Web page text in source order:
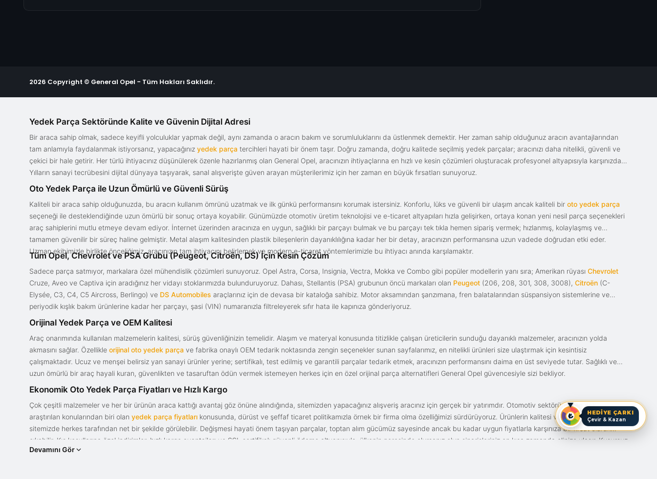
2026 Copyright © General Opel - Tüm Hakları Saklıdır.
HEDİYE ÇARKI
Çevir & Kazan
Yedek Parça Sektöründe Kalite ve Güvenin Dijital Adresi
Bir araca sahip olmak, sadece keyifli yolculuklar yapmak değil, aynı zamanda o aracın bakım ve sorumluluklarını da üstlenmek demektir. Her zaman sahip olduğunuz aracın avantajlarından
tam anlamıyla faydalanmak istiyorsanız, yapacağınız yedek parça tercihleri hayati bir önem taşır. Doğru zamanda, doğru kalitede seçilmiş yedek parçalar; aracınızı daha nitelikli, güvenli ve
çekici bir hale getirir. Her türlü ihtiyacınız düşünülerek özenle hazırlanmış olan General Opel, aracınızın ihtiyaçlarına en hızlı ve kesin çözümleri oluşturacak profesyonel altyapısıyla karşınızda.
Yılların sanayi tecrübesini dijital dünyaya taşıyarak, sanal alışverişte güven arayan müşterilerimiz için her zaman en büyük fırsatları sunuyoruz.
Oto Yedek Parça ile Uzun Ömürlü ve Güvenli Sürüş
Kaliteli bir araca sahip olduğunuzda, bu aracın kullanım ömrünü uzatmak ve ilk günkü performansını korumak istersiniz. Konforlu, lüks ve güvenli bir ulaşım ancak kaliteli bir oto yedek parça
seçeneği ile desteklendiğinde uzun ömürlü bir sonuç ortaya koyabilir. Günümüzde otomotiv üretim teknolojisi ve e-ticaret altyapıları hızla gelişirken, ortaya konan yeni nesil parça seçenekleri
araç sahiplerini mutlu etmeye devam ediyor. İnternet üzerinden aracınıza en uygun, sağlıklı bir parçayı bulmak ve bu parçayı tek tıkla hemen sipariş vermek; hızlanmış, kolaylaşmış ve
tamamen güvenilir bir süreç haline gelmiştir. Metal alaşım kalitesinden plastik bileşenlerin dayanıklılığına kadar her bir detay, aracınızın performansına uzun vadede doğrudan etki eder.
Uzman ekibimizle birlikte önceliğimiz, aracınızın tam ihtiyacını belirlemek ve modern e-ticaret yöntemlerimizle bu ihtiyacı anında karşılamaktır.
Tüm Opel, Chevrolet ve PSA Grubu (Peugeot, Citroën, DS) İçin Kesin Çözüm
Sadece parça satmıyor, markalara özel mühendislik çözümleri sunuyoruz. Opel Astra, Corsa, Insignia, Vectra, Mokka ve Combo gibi popüler modellerin yanı sıra; Amerikan rüyası Chevrolet
Cruze, Aveo ve Captiva için aradığınız her vidayı stoklarımızda bulunduruyoruz. Dahası, Stellantis (PSA) grubunun öncü markaları olan Peugeot (206, 208, 301, 308, 3008), Citroën (C-
Elysée, C3, C4, C5 Aircross, Berlingo) ve DS Automobiles araçlarınız için de devasa bir kataloğa sahibiz. Motor aksamından şanzımana, fren balatalarından süspansiyon sistemlerine ve
periyodik kışlık bakım ürünlerine kadar her parçayı, şasi (VIN) numaranızla filtreleyerek sıfır hata ile kapınıza gönderiyoruz.
Orijinal Yedek Parça ve OEM Kalitesi
Araç onarımında kullanılan malzemelerin kalitesi, sürüş güvenliğinizin temelidir. Alaşım ve materyal konusunda titizlikle çalışan üreticilerin sunduğu dayanıklı malzemeler, aracınızın yolda
akmasını sağlar. Özellikle orijinal oto yedek parça ve fabrika onaylı OEM tedarik noktasında zengin seçenekler sunan sayfalarımız, en nitelikli ürünleri size ulaştırmak için kesintisiz
çalışmaktadır. Ucuz ve menşei belirsiz yan sanayi ürünler yerine; sertifikalı, test edilmiş ve garantili parçalar tedarik etmek, aracınızın performansını daima en üst seviyede tutar. Sağlıklı ve
uzun ömürlü bir araç hayali kuran, güvenlikten ve tasaruftan ödün vermek istemeyen herkes için en özel orijinal parça alternatifleri General Opel güvencesiyle sizi bekliyor.
Ekonomik Oto Yedek Parça Fiyatları ve Hızlı Kargo
Çok çeşitli malzemeler ve her bir ürünün araca kattığı avantaj göz önüne alındığında, sitemizden yapacağınız alışveriş aracınız için gerçek bir yatırımdır. Otomotiv sektörünün en çok
araştırılan konularından biri olan yedek parça fiyatları konusunda, dürüst ve şeffaf ticaret politikamızla örnek bir firma olma özelliğimizi sürdürüyoruz. Ürünlerin kalitesi ve bunun fiyat karşılığı
sitemizde herkes tarafından net bir şekilde görülebilir. Değişmesi hayati önem taşıyan parçalar, toptan alım gücümüz sayesinde ancak bu kadar uygun fiyatlarla karşınıza bir fırsat olarak
çıkabilir. Kış koşullarına özel indirimler, hızlı kargo avantajları ve SSL sertifikalı güvenli ödeme altyapısıyla; ülkenin neresinde olursanız olun siparişleriniz en kısa zamanda elinize ulaşır. Kusursuz
bir tasarım ve güce sahip olan aracınızın değerini korumak, uygun fiyat avantajıyla parça kalitesini birleştirmek için doğru yerdesiniz.
Devamını Gör